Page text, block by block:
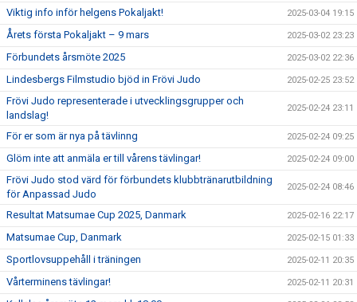
Viktig info inför helgens Pokaljakt! 2025-03-04 19:15
Årets första Pokaljakt – 9 mars 2025-03-02 23:23
Förbundets årsmöte 2025 2025-03-02 22:36
Lindesbergs Filmstudio bjöd in Frövi Judo 2025-02-25 23:52
Frövi Judo representerade i utvecklingsgrupper och
landslag!
2025-02-24 23:11
För er som är nya på tävlinng 2025-02-24 09:25
Glöm inte att anmäla er till vårens tävlingar! 2025-02-24 09:00
Frövi Judo stod värd för förbundets klubbtränarutbildning
för Anpassad Judo
2025-02-24 08:46
Resultat Matsumae Cup 2025, Danmark 2025-02-16 22:17
Matsumae Cup, Danmark 2025-02-15 01:33
Sportlovsuppehåll i träningen 2025-02-11 20:35
Vårterminens tävlingar! 2025-02-11 20:31